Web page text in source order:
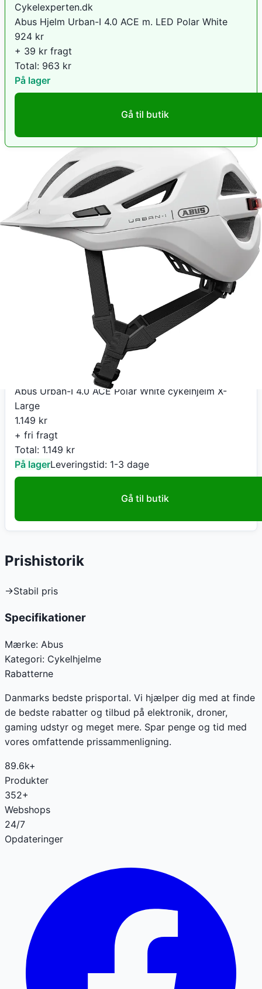
Cykelexperten.dk
Abus Hjelm Urban-I 4.0 ACE m. LED Polar White
924 kr
+ 39 kr fragt
Total: 963 kr
På lager
Gå til butik
eCykelhjelm DK
Abus Urban-I 4.0 ACE Polar White cykelhjelm X-
Large
1.149kr
1-3 dage
Køb nu
Abus Urban-I 4.0 ACE Polar White cykelhjelm X-
Large
1.149 kr
+ fri fragt
Total: 1.149 kr
På lagerLeveringstid: 1-3 dage
Gå til butik
Prishistorik
→Stabil pris
Specifikationer
Mærke: Abus
Kategori: Cykelhjelme
Rabatterne
Danmarks bedste prisportal. Vi hjælper dig med at finde
de bedste rabatter og tilbud på elektronik, droner,
gaming udstyr og meget mere. Spar penge og tid med
vores omfattende prissammenligning.
89.6k+
Produkter
352+
Webshops
24/7
Opdateringer